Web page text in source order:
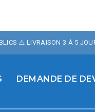
⚠️ LIVRAISON 3 À 5
DEMANDE DE
, 10%